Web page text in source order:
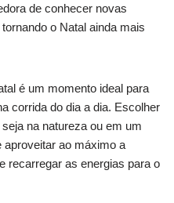
de conhecer novas
o Natal ainda mais
é um momento ideal para
corrida do dia a dia. Escolher
na natureza ou em um
aproveitar ao máximo a
recarregar as energias para o